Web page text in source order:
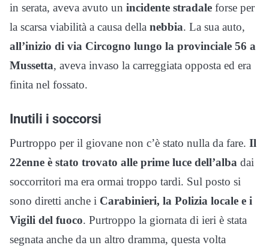
in serata, aveva avuto un incidente stradale forse per
la scarsa viabilità a causa della nebbia. La sua auto,
all’inizio di via Circogno lungo la provinciale 56 a
Mussetta, aveva invaso la carreggiata opposta ed era
finita nel fossato.
Inutili i soccorsi
Purtroppo per il giovane non c’è stato nulla da fare. Il
22enne è stato trovato alle prime luce dell’alba dai
soccorritori ma era ormai troppo tardi. Sul posto si
sono diretti anche i Carabinieri, la Polizia locale e i
Vigili del fuoco. Purtroppo la giornata di ieri è stata
segnata anche da un altro dramma, questa volta